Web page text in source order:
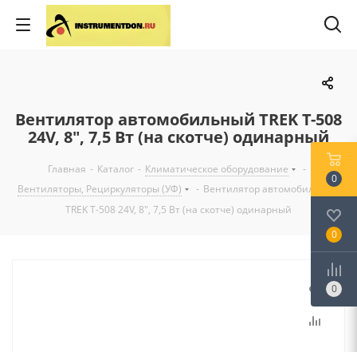
Вентилятор автомобильный TREK Т-508
24V, 8", 7,5 Вт (на скотче) одинарный
Главная - Каталог - Климатическое оборудование
-
Вентиляторы, Рециркуляторы (УФ)
- Вентилятор автомобильный
TREK Т-508 24V, 8", 7,5 Вт (на скотче) одинарный
0
0
0